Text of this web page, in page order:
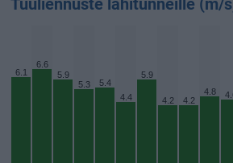
Tuuliennuste lähitunneille (m/
6.1
6.6
5.9
5.3
5.4
4.4
5.9
4.2 4.2
4.8